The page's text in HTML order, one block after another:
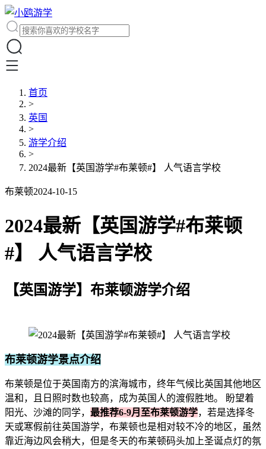
首页
>
英国
>
游学介绍
>
2024最新【英国游学#布莱顿#】 人气语言学校
布莱顿2024-10-15
2024最新【英国游学#布莱顿
#】 人气语言学校
【英国游学】布莱顿游学介绍
布莱顿游学景点介绍
布莱顿是位于英国南方的滨海城市，终年气候比英国其他地区
温和，且日照时数也较高，成为英国人的渡假胜地。 盼望着
阳光、沙滩的同学， 最推荐6-9月至布莱顿游学，若是选择冬
天或寒假前往英国游学，布莱顿也是相对较不冷的地区，虽然
靠近海边风会稍大，但是冬天的布莱顿码头加上圣诞点灯的氛